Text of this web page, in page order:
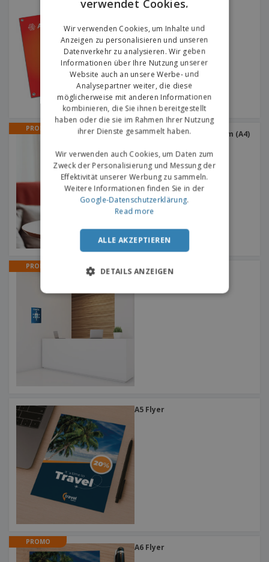
PROMO
Tischdisplay 210 x 297 mm (A4)
PROMO
Wandaufkleber
A5 Flyer
PROMO
A6 Flyer
verwendet Cookies.
Wir verwenden Cookies, um Inhalte und
Anzeigen zu personalisieren und unseren
Datenverkehr zu analysieren. Wir geben
Informationen über Ihre Nutzung unserer
Website auch an unsere Werbe- und
Analysepartner weiter, die diese
möglicherweise mit anderen Informationen
kombinieren, die Sie ihnen bereitgestellt
haben oder die sie im Rahmen Ihrer Nutzung
ihrer Dienste gesammelt haben.
Wir verwenden auch Cookies, um Daten zum
Zweck der Personalisierung und Messung der
Effektivität unserer Werbung zu sammeln.
Weitere Informationen finden Sie in der
Google-Datenschutzerklärung.
Read more
ALLE AKZEPTIEREN
DETAILS ANZEIGEN